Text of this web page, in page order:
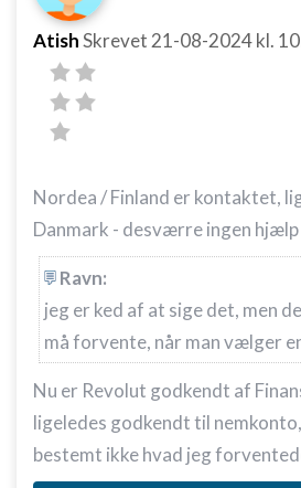
AtishSkrevet 21-08-2024kl.
Nordea / Finland er kontaktet,
Danmark - desværre ingen
Ravn:
jeg er ked af at sige det, men
må forvente, når man vælger
Nu er Revolut godkendt af
ligeledes godkendt til
bestemt ikke hvad jeg